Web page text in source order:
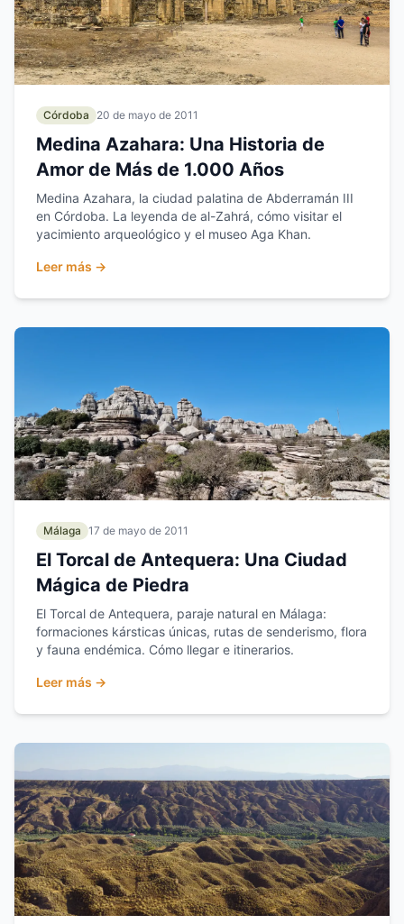
Córdoba 20 de mayo de 2011
Medina Azahara: Una Historia de
Amor de Más de 1.000 Años
Medina Azahara, la ciudad palatina de Abderramán III
en Córdoba. La leyenda de al-Zahrá, cómo visitar el
yacimiento arqueológico y el museo Aga Khan.
Leer más →
Málaga 17 de mayo de 2011
El Torcal de Antequera: Una Ciudad
Mágica de Piedra
El Torcal de Antequera, paraje natural en Málaga:
formaciones kársticas únicas, rutas de senderismo, flora
y fauna endémica. Cómo llegar e itinerarios.
Leer más →